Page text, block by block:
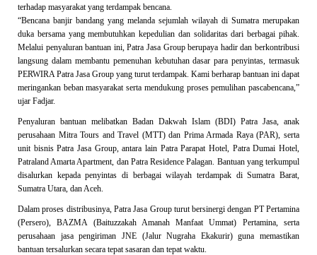
terhadap masyarakat yang terdampak bencana.
“Bencana banjir bandang yang melanda sejumlah wilayah di Sumatra merupakan
duka bersama yang membutuhkan kepedulian dan solidaritas dari berbagai pihak.
Melalui penyaluran bantuan ini, Patra Jasa Group berupaya hadir dan berkontribusi
langsung dalam membantu pemenuhan kebutuhan dasar para penyintas, termasuk
PERWIRA Patra Jasa Group yang turut terdampak. Kami berharap bantuan ini dapat
meringankan beban masyarakat serta mendukung proses pemulihan pascabencana,”
ujar Fadjar.
Penyaluran bantuan melibatkan Badan Dakwah Islam (BDI) Patra Jasa, anak
perusahaan Mitra Tours and Travel (MTT) dan Prima Armada Raya (PAR), serta
unit bisnis Patra Jasa Group, antara lain Patra Parapat Hotel, Patra Dumai Hotel,
Patraland Amarta Apartment, dan Patra Residence Palagan. Bantuan yang terkumpul
disalurkan kepada penyintas di berbagai wilayah terdampak di Sumatra Barat,
Sumatra Utara, dan Aceh.
Dalam proses distribusinya, Patra Jasa Group turut bersinergi dengan PT Pertamina
(Persero), BAZMA (Baituzzakah Amanah Manfaat Ummat) Pertamina, serta
perusahaan jasa pengiriman JNE (Jalur Nugraha Ekakurir) guna memastikan
bantuan tersalurkan secara tepat sasaran dan tepat waktu.